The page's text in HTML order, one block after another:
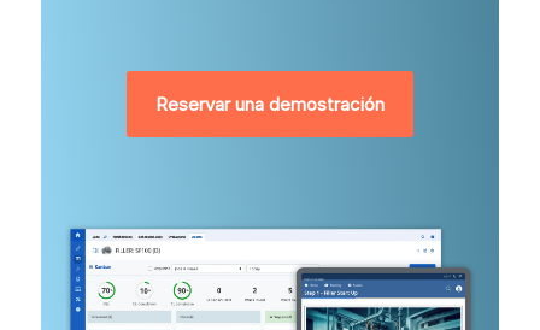
Reservar una demostración